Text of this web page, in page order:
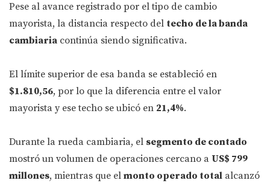
Pese al avance registrado por el tipo de cambio
mayorista, la distancia respecto del techo de la banda
cambiaria continúa siendo significativa.
El límite superior de esa banda se estableció en
$1.810,56, por lo que la diferencia entre el valor
mayorista y ese techo se ubicó en 21,4%.
Durante la rueda cambiaria, el segmento de contado
mostró un volumen de operaciones cercano a US$ 799
millones, mientras que el monto operado total alcanzó